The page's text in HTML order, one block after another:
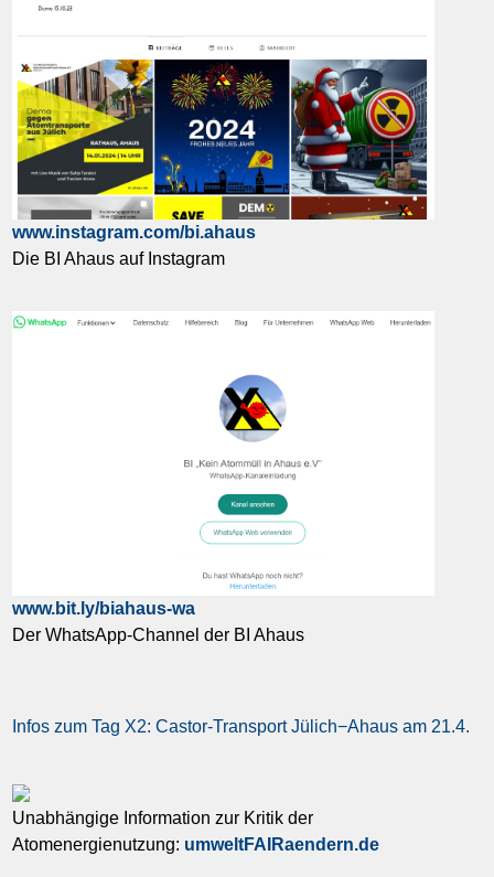
www.instagram.com/bi.ahaus
Die BI Ahaus auf Instagram
www.bit.ly/biahaus-wa
Der WhatsApp-Channel der BI Ahaus
Infos zum Tag X2: Castor-Transport Jülich−Ahaus am 21.4.
Unabhängige Information zur Kritik der
Atomenergienutzung: umweltFAIRaendern.de